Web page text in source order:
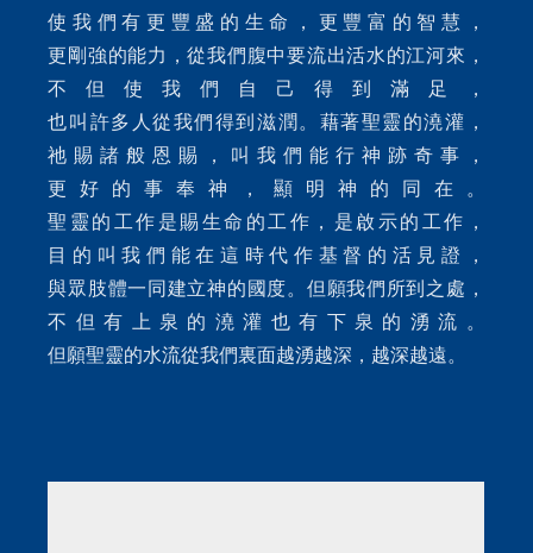
使我們有更豐盛的生命，更豐富的智慧，
更剛強的能力，從我們腹中要流出活水的江河來，
不但使我們自己得到滿足，
也叫許多人從我們得到滋潤。藉著聖靈的澆灌，
祂賜諸般恩賜，叫我們能行神跡奇事，
更好的事奉神，顯明神的同在。
聖靈的工作是賜生命的工作，是啟示的工作，
目的叫我們能在這時代作基督的活見證，
與眾肢體一同建立神的國度。但願我們所到之處，
不但有上泉的澆灌也有下泉的湧流。
但願聖靈的水流從我們裏面越湧越深，越深越遠。